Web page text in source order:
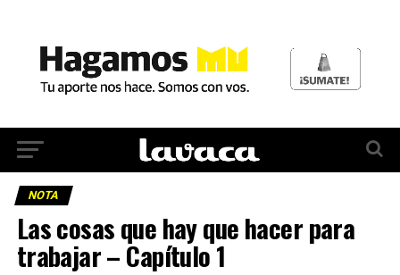
NOTA
Las cosas que hay que hacer para
trabajar – Capítulo 1